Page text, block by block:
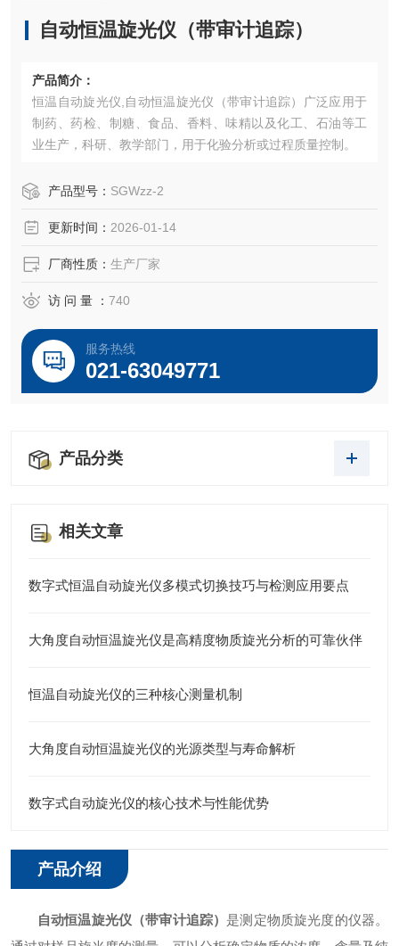
自动恒温旋光仪（带审计追踪）
产品简介：
恒温自动旋光仪,自动恒温旋光仪（带审计追踪）广泛应用于
制药、药检、制糖、食品、香料、味精以及化工、石油等工
业生产，科研、教学部门，用于化验分析或过程质量控制。
产品型号： SGWzz-2
更新时间： 2026-01-14
厂商性质： 生产厂家
访 问 量 ： 740
服务热线
021-63049771
产品分类
相关文章
数字式恒温自动旋光仪多模式切换技巧与检测应用要点
大角度自动恒温旋光仪是高精度物质旋光分析的可靠伙伴
恒温自动旋光仪的三种核心测量机制
大角度自动恒温旋光仪的光源类型与寿命解析
数字式自动旋光仪的核心技术与性能优势
产品介绍
自动恒温旋光仪（带审计追踪） 是测定物质旋光度的仪器。